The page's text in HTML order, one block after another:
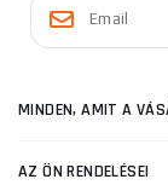
MINDEN, AMIT A
AZ ÖN RENDELÉSEI